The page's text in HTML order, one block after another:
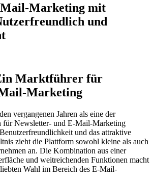
Marketing mit
und
Marktführer für
Marketing
vergangenen Jahren als eine der
für Newsletter- und E-Mail-Marketing
und das attraktive
zieht die Plattform sowohl kleine als auch
an. Die Kombination aus einer
und weitreichenden Funktionen macht
Wahl im Bereich des E-Mail-